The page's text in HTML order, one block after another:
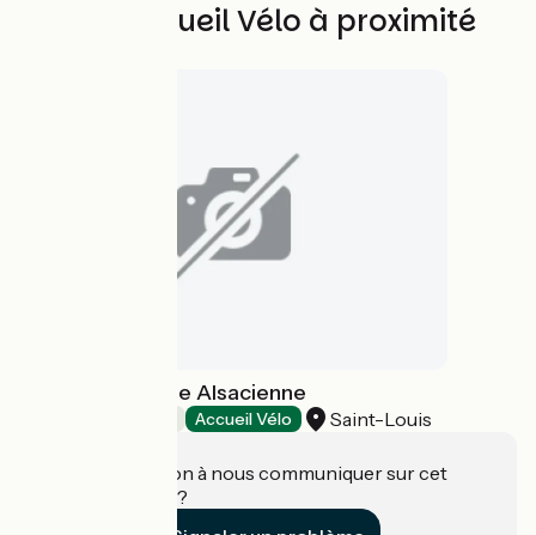
Autres Accueil Vélo à proximité
Petite Camargue Alsacienne
Accueil Vélo Saint-Louis
Une information à nous communiquer sur cet
établissement ?